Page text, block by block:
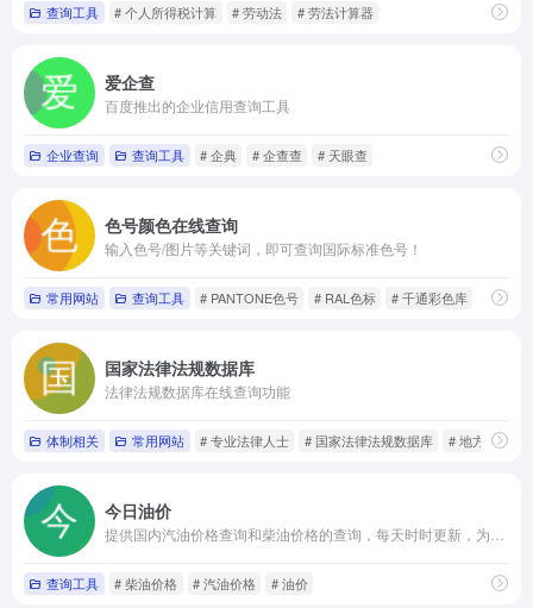
查询工具 # 个人所得税计算 # 劳动法 # 劳法计算器
爱企查
百度推出的企业信用查询工具
企业查询 查询工具 # 企典 # 企查查 # 天眼查
色号颜色在线查询
输入色号/图片等关键词，即可查询国际标准色号！
常用网站 查询工具 # PANTONE色号 # RAL色标 # 千通彩色库
国家法律法规数据库
法律法规数据库在线查询功能
体制相关 常用网站 # 专业法律人士 # 国家法律法规数据库 # 地方性法规
今日油价
查询工具 # 柴油价格 # 汽油价格 # 油价